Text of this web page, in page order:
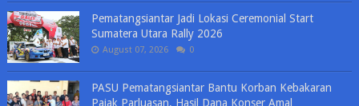
Pematangsiantar Jadi Lokasi Ceremonial Start
Sumatera Utara Rally 2026
August 07, 2026 0
PASU Pematangsiantar Bantu Korban Kebakaran
Pajak Parluasan, Hasil Dana Konser Amal